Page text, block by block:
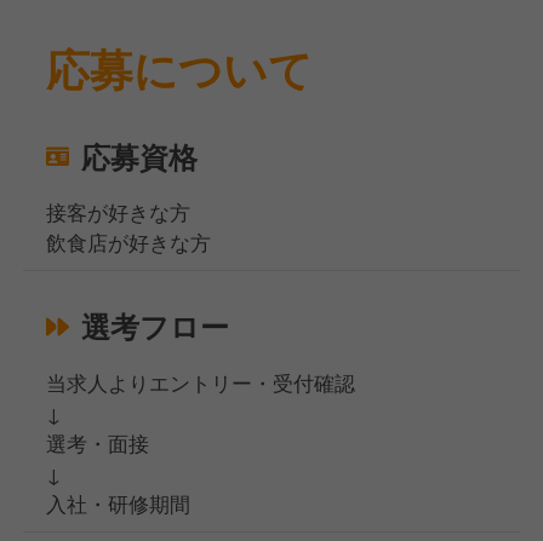
応募について
応募資格
接客が好きな方
飲食店が好きな方
選考フロー
当求人よりエントリー・受付確認
↓
選考・面接
↓
入社・研修期間